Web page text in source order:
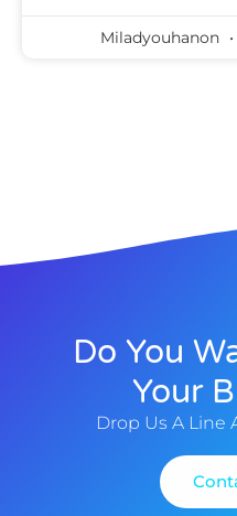
Miladyouhanon
Do You
Your
Drop Us A Line